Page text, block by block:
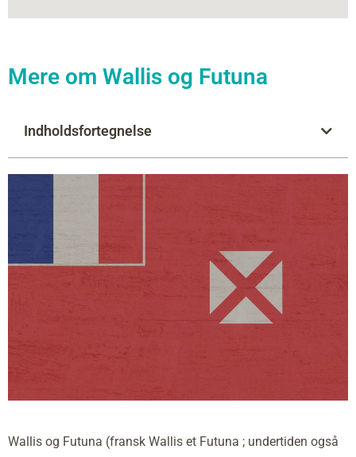
Mere om Wallis og Futuna
Indholdsfortegnelse
Wallis og Futuna (fransk Wallis et Futuna ; undertiden også